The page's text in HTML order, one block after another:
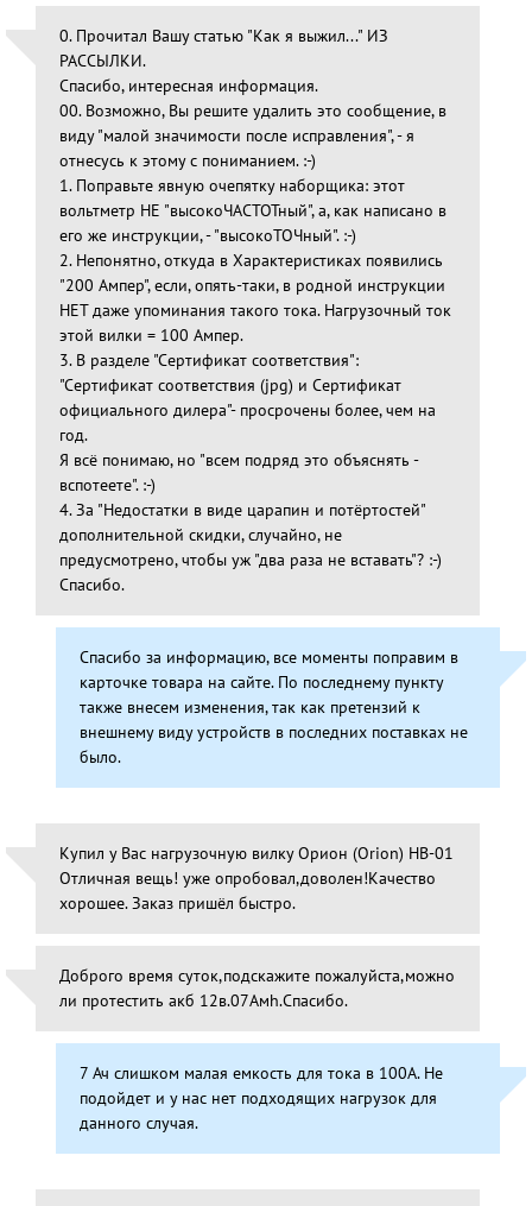
0. Прочитал Вашу статью "Как я выжил..." ИЗ
РАССЫЛКИ.
Спасибо, интересная информация.
00. Возможно, Вы решите удалить это сообщение, в
виду "малой значимости после исправления", - я
отнесусь к этому с пониманием. :-)
1. Поправьте явную очепятку наборщика: этот
вольтметр НЕ "высокоЧАСТОТный", а, как написано в
его же инструкции, - "высокоТОЧный". :-)
2. Непонятно, откуда в Характеристиках появились
"200 Ампер", если, опять-таки, в родной инструкции
НЕТ даже упоминания такого тока. Нагрузочный ток
этой вилки = 100 Ампер.
3. В разделе "Сертификат соответствия":
"Сертификат соответствия (jpg) и Сертификат
официального дилера"- просрочены более, чем на
год.
Я всё понимаю, но "всем подряд это объяснять -
вспотеете". :-)
4. За "Недостатки в виде царапин и потёртостей"
дополнительной скидки, случайно, не
предусмотрено, чтобы уж "два раза не вставать"? :-)
Спасибо.
Спасибо за информацию, все моменты поправим в
карточке товара на сайте. По последнему пункту
также внесем изменения, так как претензий к
внешнему виду устройств в последних поставках не
было.
Купил у Вас нагрузочную вилку Орион (Orion) НВ-01
Отличная вещь! уже опробовал,доволен!Качество
хорошее. Заказ пришёл быстро.
Доброго время суток,подскажите пожалуйста,можно
ли протестить акб 12в.07Амh.Спасибо.
7 Ач слишком малая емкость для тока в 100А. Не
подойдет и у нас нет подходящих нагрузок для
данного случая.